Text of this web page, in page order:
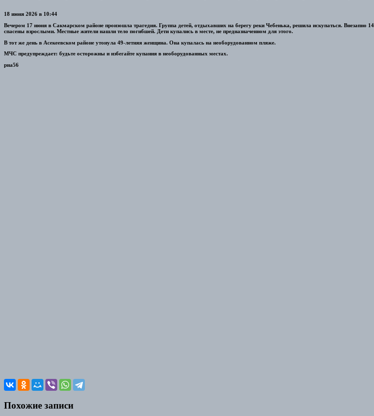
18 июня 2026 в 10:44
Вечером 17 июня в Сакмарском районе произошла трагедия. Группа детей, отдыхавших на берегу реки Чебенька, решила искупаться. Внезапно
спасены взрослыми. Местные жители нашли тело погибшей. Дети купались в месте, не предназначенном для этого.
В тот же день в Асекеевском районе утонула 49-летняя женщина. Она купалась на необорудованном пляже.
МЧС предупреждает: будьте осторожны и избегайте купания в необорудованных местах.
риа56
Похожие записи